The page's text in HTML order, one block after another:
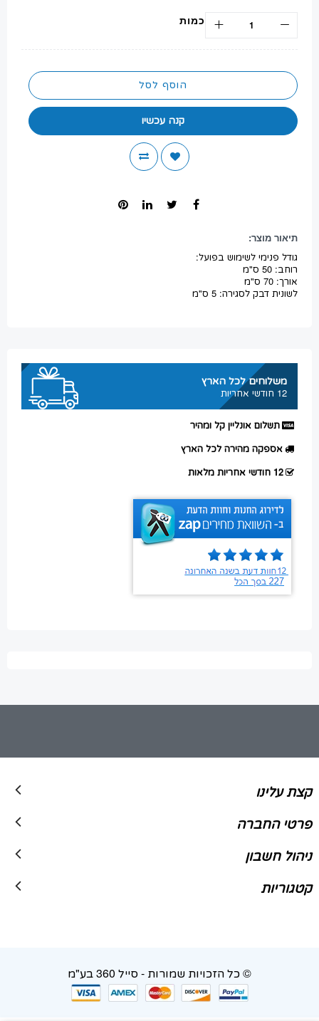
כמות
הוסף לסל
קנה עכשיו
תיאור מוצר:
גודל פנימי לשימוש בפועל:
רוחב: 50 ס"מ
אורך: 70 ס"מ
לשונית דבק לסגירה: 5 ס"מ
משלוחים לכל הארץ
12 חודשי אחריות
תשלום אונליין קל ומהיר
אספקה מהירה לכל הארץ
12 חודשי אחריות מלאות
קצת עלינו
פרטי החברה
ניהול חשבון
קטגוריות
© כל הזכויות שמורות - סייל 360 בע"מ